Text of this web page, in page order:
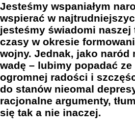
Jesteśmy wspaniałym
wspierać w
jesteśmy świadomi
czasy w okresie
wojny. Jednak, jako naród
wadę – lubimy popadać
ogromnej radości i
do stanów nieomal
racjonalne argumenty,
się tak a nie inaczej.